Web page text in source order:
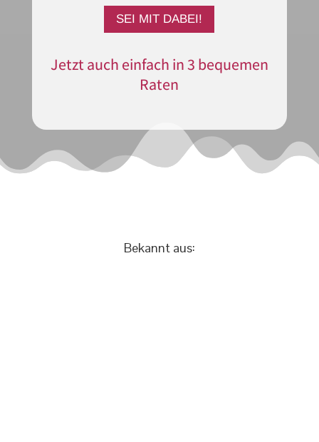
SEI MIT DABEI!
Jetzt auch einfach in 3 bequemen
Raten
Bekannt aus: